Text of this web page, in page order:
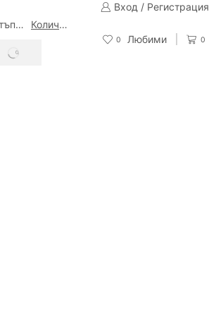
Вход / Регистрация
Използвайте промо кода си, за да получите отстъпка
Количка
SEARCH
0 Любими 0